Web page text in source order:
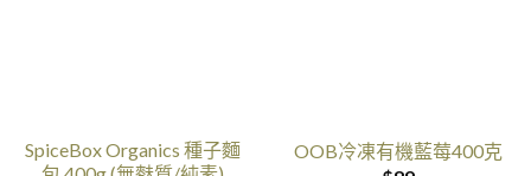
SpiceBox Organics 種子麵
OOB冷凍有機藍莓400克